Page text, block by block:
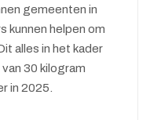
gemeenten in
kunnen helpen om
alles in het kader
30 kilogram
in 2025.